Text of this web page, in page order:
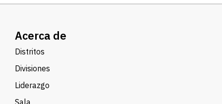
Acerca de
Distritos
Divisiones
Liderazgo
Sala